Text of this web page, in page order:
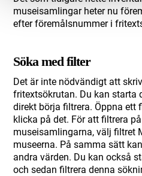
museisamlingar heter nu
efter föremålsnummer i
Söka med filter
Det är inte nödvändigt att
fritextsökrutan. Du kan starta
direkt börja filtrera. Öppna ett
klicka på det. För att filtrera
museisamlingarna, välj filtret
museerna. På samma sätt
andra värden. Du kan också
och sedan filtrera denna